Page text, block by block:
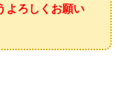
よろしくお願い